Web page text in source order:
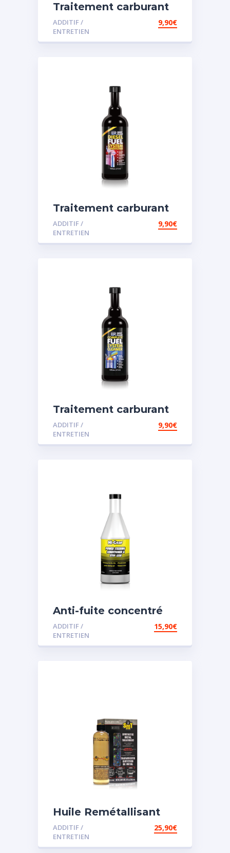
Traitement carburant
spécial essence
ADDITIF /
ENTRETIEN
9,90€
Traitement carburant
spécial diesel
ADDITIF /
ENTRETIEN
9,90€
Traitement carburant
diesel et essence
ADDITIF /
ENTRETIEN
9,90€
Anti-fuite concentré
pour direction
assistée
ADDITIF /
ENTRETIEN
15,90€
Huile Remétallisant
Moteur SMT2
ADDITIF /
ENTRETIEN
25,90€